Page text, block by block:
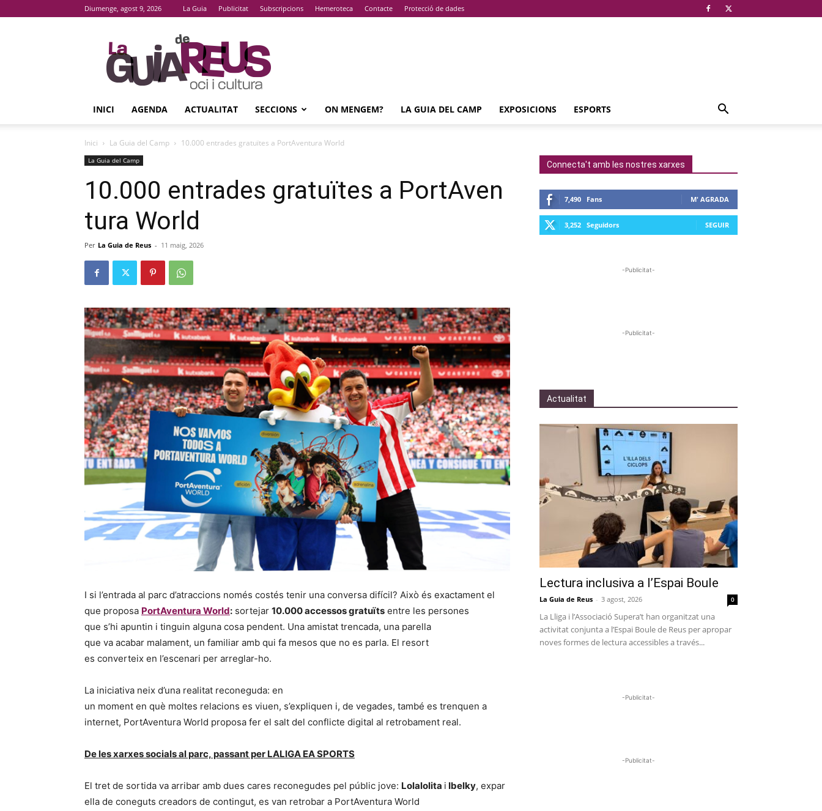
Diumenge, agost 9, 2026 La Guia Publicitat Subscripcions Hemeroteca Contacte Protecció de dades
La
Guia
De
Reus
INICI AGENDA ACTUALITAT SECCIONS ON MENGEM? LA GUIA DEL CAMP EXPOSICIONS ESPORTS
Inici La Guia del Camp 10.000 entrades gratuïtes a PortAventura World
La Guia del Camp
10.000 entrades gratuïtes a PortAven
tura World
Per La Guia de Reus - 11 maig, 2026
I si l’entrada al parc d’atraccions només costés tenir una conversa difícil? Això és exactament el
que proposa PortAventura World: sortejar 10.000 accessos gratuïts entre les persones
que s’hi apuntin i tinguin alguna cosa pendent. Una amistat trencada, una parella
que va acabar malament, un familiar amb qui fa mesos que no es parla. El resort
es converteix en l’escenari per arreglar-ho.
La iniciativa neix d’una realitat reconeguda: en
un moment en què moltes relacions es viuen, s’expliquen i, de vegades, també es trenquen a
internet, PortAventura World proposa fer el salt del conflicte digital al retrobament real.
De les xarxes socials al parc, passant per LALIGA EA SPORTS
El tret de sortida va arribar amb dues cares reconegudes pel públic jove: Lolalolita i Ibelky, expar
ella de coneguts creadors de contingut, es van retrobar a PortAventura World
Connecta't amb les nostres xarxes
7,490 Fans M' AGRADA
3,252 Seguidors SEGUIR
-Publicitat-
-Publicitat-
Actualitat
Lectura inclusiva a l’Espai Boule
La Guia de Reus - 3 agost, 2026 0
La Lliga i l’Associació Supera’t han organitzat una
activitat conjunta a l’Espai Boule de Reus per apropar
noves formes de lectura accessibles a través...
-Publicitat-
-Publicitat-